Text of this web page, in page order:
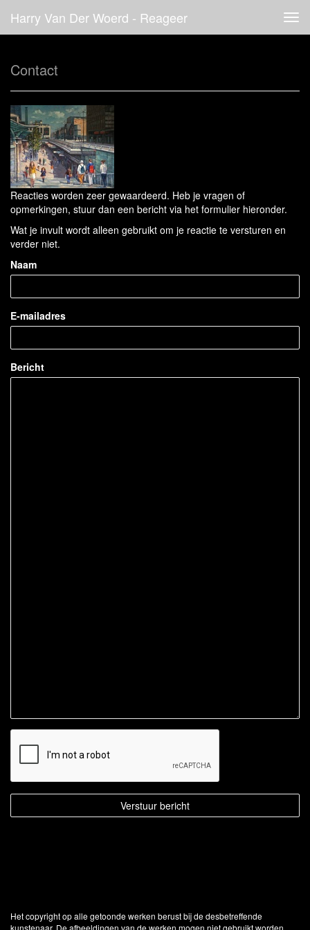
Harry Van Der Woerd - Reageer
Contact
Reacties worden zeer gewaardeerd. Heb je vragen of
opmerkingen, stuur dan een bericht via het formulier hieronder.
Wat je invult wordt alleen gebruikt om je reactie te versturen en
verder niet.
Naam
E-mailadres
Bericht
Het copyright op alle getoonde werken berust bij de desbetreffende
kunstenaar. De afbeeldingen van de werken mogen niet gebruikt worden